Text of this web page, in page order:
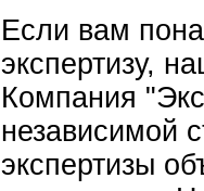
Если вам
экспертизу,
Компания
независимой
экспертизы